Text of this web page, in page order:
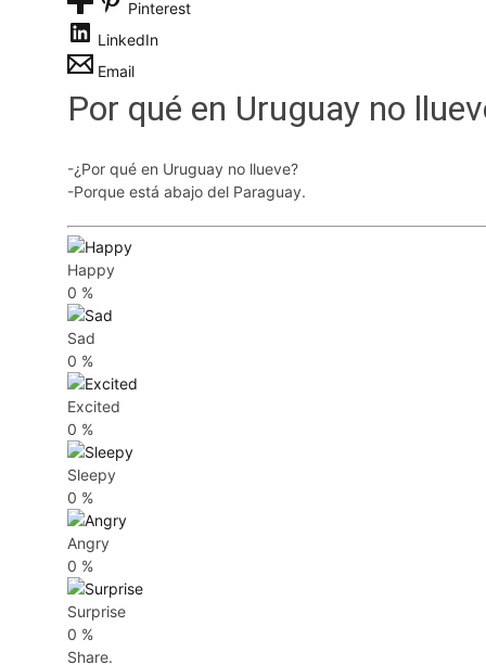
Pinterest
LinkedIn
Email
Por qué en Uruguay no
-¿Por qué en Uruguay no llueve?
-Porque está abajo del Paraguay.
Happy
0 %
Sad
0 %
Excited
0 %
Sleepy
0 %
Angry
0 %
Surprise
0 %
Share.